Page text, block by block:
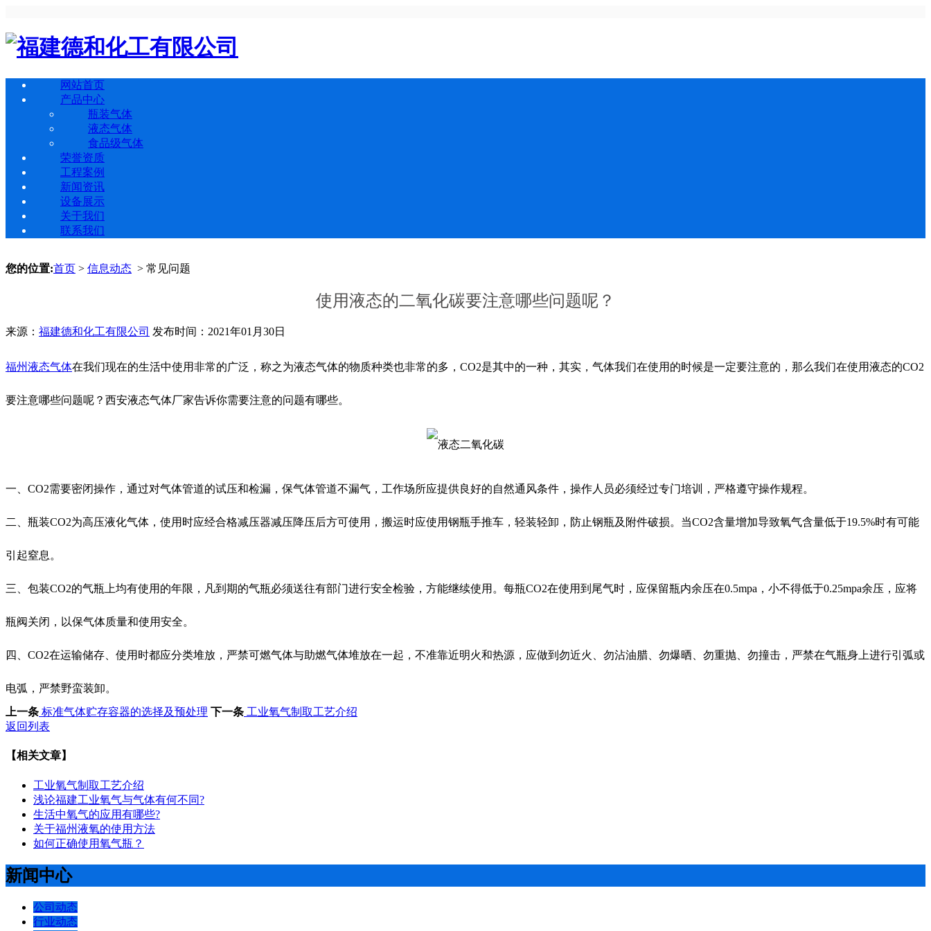
网站首页
产品中心
瓶装气体
液态气体
食品级气体
荣誉资质
工程案例
新闻资讯
设备展示
关于我们
联系我们
您的位置:首页 > 信息动态 > 常见问题
使用液态的二氧化碳要注意哪些问题呢？
来源： 福建德和化工有限公司 发布时间：2021年01月30日
福州液态气体在我们现在的生活中使用非常的广泛，称之为液态气体的物质种类也非常的多，CO2是其中的一种，其实，气体我们在使用的时候是一定要注意的，那么我们在使用液态的CO2
要注意哪些问题呢？西安液态气体厂家告诉你需要注意的问题有哪些。
一、CO2需要密闭操作，通过对气体管道的试压和检漏，保气体管道不漏气，工作场所应提供良好的自然通风条件，操作人员必须经过专门培训，严格遵守操作规程。
二、瓶装CO2为高压液化气体，使用时应经合格减压器减压降压后方可使用，搬运时应使用钢瓶手推车，轻装轻卸，防止钢瓶及附件破损。当CO2含量增加导致氧气含量低于19.5%时有可能
引起窒息。
三、包装CO2的气瓶上均有使用的年限，凡到期的气瓶必须送往有部门进行安全检验，方能继续使用。每瓶CO2在使用到尾气时，应保留瓶内余压在0.5mpa，小不得低于0.25mpa余压，应将
瓶阀关闭，以保气体质量和使用安全。
四、CO2在运输储存、使用时都应分类堆放，严禁可燃气体与助燃气体堆放在一起，不准靠近明火和热源，应做到勿近火、勿沾油腊、勿爆晒、勿重抛、勿撞击，严禁在气瓶身上进行引弧或
电弧，严禁野蛮装卸。
上一条 标准气体贮存容器的选择及预处理 下一条 工业氧气制取工艺介绍
返回列表
【相关文章】
工业氧气制取工艺介绍
浅论福建工业氧气与气体有何不同?
生活中氧气的应用有哪些?
关于福州液氧的使用方法
如何正确使用氧气瓶？
新闻中心
公司动态
行业动态